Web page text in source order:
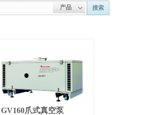
产品 搜索
GV160爪式真空泵